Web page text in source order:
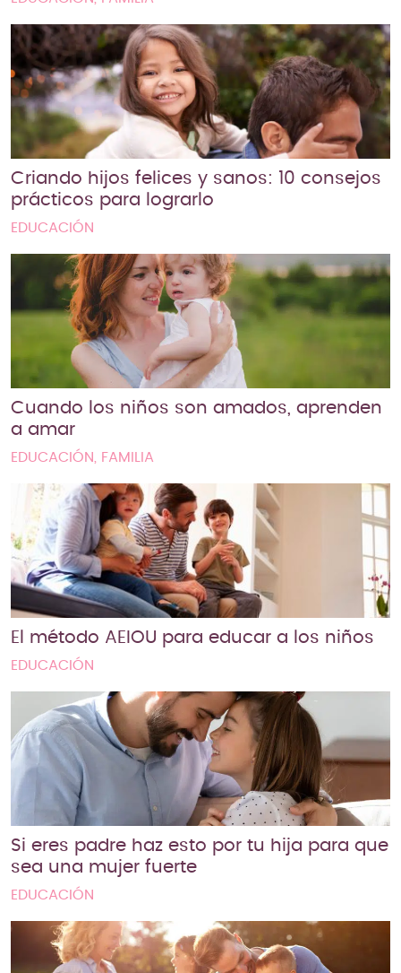
Criando hijos felices y sanos: 10 consejos
prácticos para lograrlo
EDUCACIÓN
Cuando los niños son amados, aprenden
a amar
EDUCACIÓN, FAMILIA
El método AEIOU para educar a los niños
EDUCACIÓN
Si eres padre haz esto por tu hija para que
sea una mujer fuerte
EDUCACIÓN